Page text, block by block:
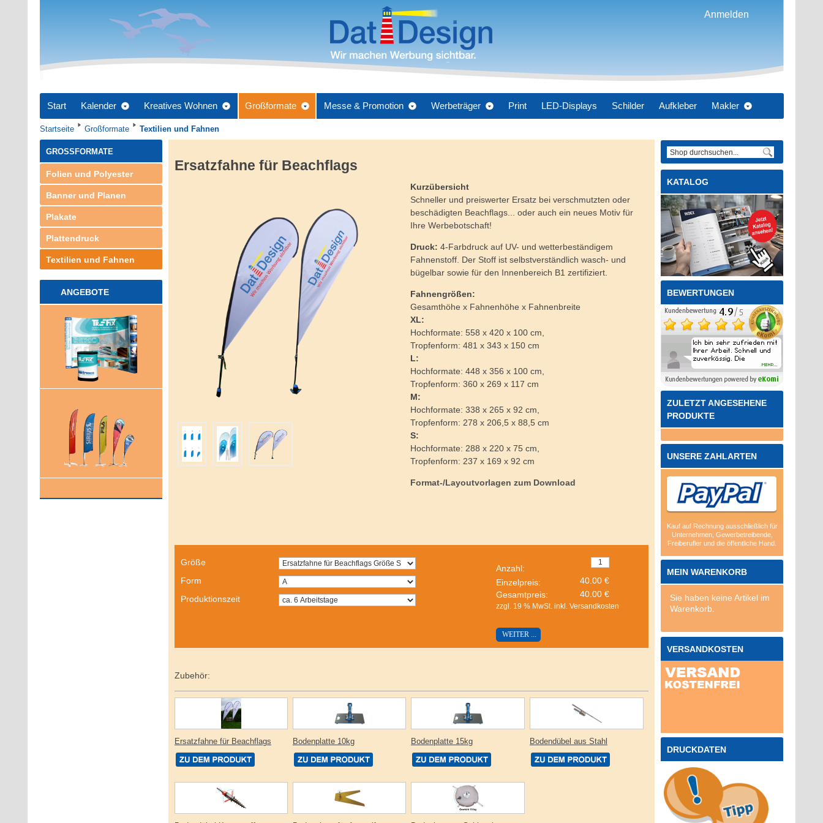
Anmelden
Start Kalender Kreatives Wohnen Großformate Messe & Promotion Werbeträger Print LED-Displays Schilder Aufkleber Makler
Startseite Großformate Textilien und Fahnen
GROSSFORMATE
Folien und Polyester
Banner und Planen
Plakate
Plattendruck
Textilien und Fahnen
ANGEBOTE
Ersatzfahne für Beachflags
Kurzübersicht
Schneller und preiswerter Ersatz bei verschmutzten oder
beschädigten Beachflags... oder auch ein neues Motiv für
Ihre Werbebotschaft!
Druck: 4-Farbdruck auf UV- und wetterbeständigem
Fahnenstoff. Der Stoff ist selbstverständlich wasch- und
bügelbar sowie für den Innenbereich B1 zertifiziert.
Fahnengrößen:
Gesamthöhe x Fahnenhöhe x Fahnenbreite
XL:
Hochformate: 558 x 420 x 100 cm,
Tropfenform: 481 x 343 x 150 cm
L:
Hochformate: 448 x 356 x 100 cm,
Tropfenform: 360 x 269 x 117 cm
M:
Hochformate: 338 x 265 x 92 cm,
Tropfenform: 278 x 206,5 x 88,5 cm
S:
Hochformate: 288 x 220 x 75 cm,
Tropfenform: 237 x 169 x 92 cm
Format-/Layoutvorlagen zum Download
Größe
Form
Produktionszeit
Anzahl:
Einzelpreis:
40.00 €
Gesamtpreis:
zzgl. 19 % MwSt. inkl. Versandkosten
Zubehör:
Ersatzfahne für Beachflags Bodenplatte 10kg Bodenplatte 15kg Bodendübel aus Stahl
datdesign
KATALOG
BEWERTUNGEN
ZULETZT ANGESEHENE
PRODUKTE
UNSERE ZAHLARTEN
Kauf auf Rechnung ausschließlich für
Unternehmen, Gewerbetreibende,
Freiberufler und die öffentliche Hand.
MEIN WARENKORB
Sie haben keine Artikel im
Warenkorb.
VERSANDKOSTEN
DRUCKDATEN